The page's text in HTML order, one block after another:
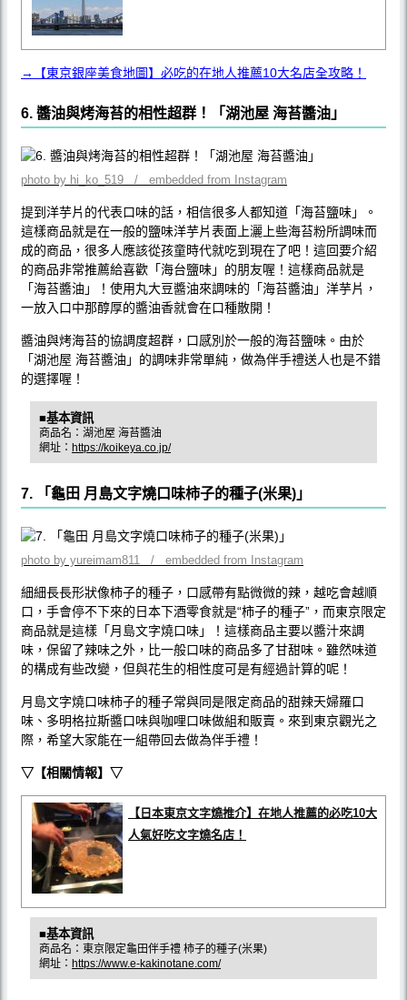
→【東京銀座美食地圖】必吃的在地人推薦10大名店全攻略！
6. 醬油與烤海苔的相性超群！「湖池屋 海苔醬油」
photo by hi_ko_519 / embedded from Instagram
提到洋芋片的代表口味的話，相信很多人都知道「海苔鹽味」。
這樣商品就是在一般的鹽味洋芋片表面上灑上些海苔粉所調味而
成的商品，很多人應該從孩童時代就吃到現在了吧！這回要介紹
的商品非常推薦給喜歡「海台鹽味」的朋友喔！這樣商品就是
「海苔醬油」！使用丸大豆醬油來調味的「海苔醬油」洋芋片，
一放入口中那醇厚的醬油香就會在口種散開！
醬油與烤海苔的協調度超群，口感別於一般的海苔鹽味。由於
「湖池屋 海苔醬油」的調味非常單純，做為伴手禮送人也是不錯
的選擇喔！
■基本資訊
商品名：湖池屋 海苔醬油
網址： https://koikeya.co.jp/
7. 「龜田 月島文字燒口味柿子的種子(米果)」
photo by yureimam811 / embedded from Instagram
細細長長形狀像柿子的種子，口感帶有點微微的辣，越吃會越順
口，手會停不下來的日本下酒零食就是“柿子的種子”，而東京限定
商品就是這樣「月島文字燒口味」！這樣商品主要以醬汁來調
味，保留了辣味之外，比一般口味的商品多了甘甜味。雖然味道
的構成有些改變，但與花生的相性度可是有經過計算的呢！
月島文字燒口味柿子的種子常與同是限定商品的甜辣天婦羅口
味、多明格拉斯醬口味與咖哩口味做組和販賣。來到東京觀光之
際，希望大家能在一組帶回去做為伴手禮！
▽【相關情報】▽
【日本東京文字燒推介】在地人推薦的必吃10大
人氣好吃文字燒名店！
■基本資訊
商品名：東京限定龜田伴手禮 柿子的種子(米果)
網址： https://www.e-kakinotane.com/